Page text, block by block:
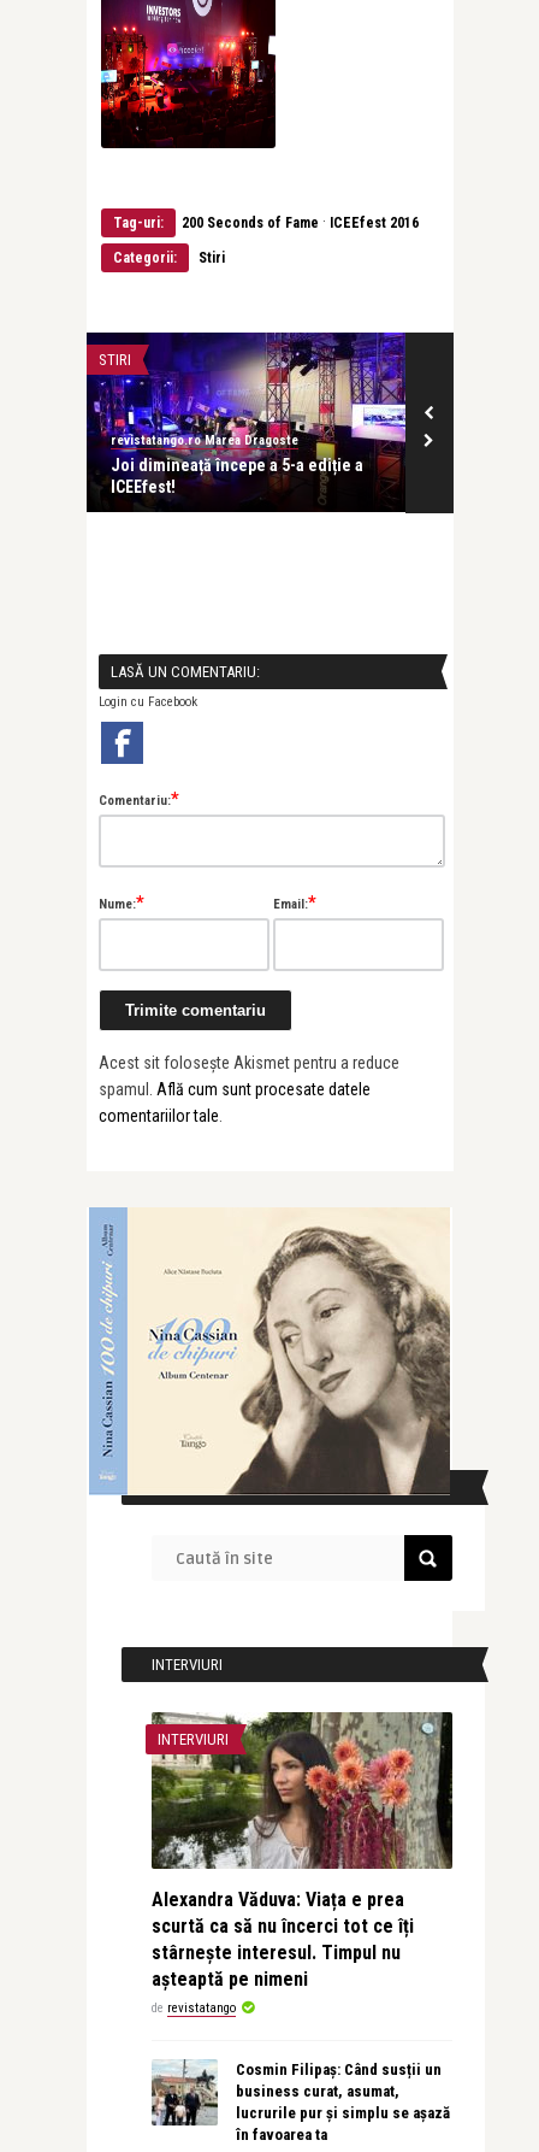
Tag-uri: 200 Seconds of Fame · ICEEfest 2016
Categorii: Stiri
STIRI
revistatango.ro Marea Dragoste
Joi dimineață începe a 5-a ediție a
ICEEfest!
LASĂ UN COMENTARIU:
Login cu Facebook
Comentariu:*
Nume:* Email:*
Acest sit folosește Akismet pentru a reduce
spamul. Află cum sunt procesate datele
comentariilor tale
CAUTĂ ÎN SITE
INTERVIURI
INTERVIURI
Alexandra Văduva: Viața e prea
scurtă ca să nu încerci tot ce îți
stârnește interesul. Timpul nu
așteaptă pe nimeni
de revistatango
Cosmin Filipaș: Când susții un
business curat, asumat,
lucrurile pur și simplu se așază
în favoarea ta